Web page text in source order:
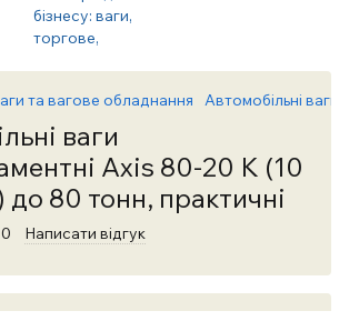
та вагове обладнання Автомобільні ваги
ваги
Axis 80-20 К (10
до 80 тонн, практичні
Написати відгук